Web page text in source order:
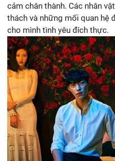
cảm chân thành. Các nhân
thách và những mối quan hệ
cho mình tình yêu đích thực.